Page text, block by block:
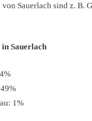
Sauerlach sind z. B.
Sauerlach
1%